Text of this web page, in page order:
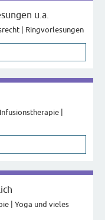
u.a.
| Ringvorlesungen
|
| Yoga und vieles